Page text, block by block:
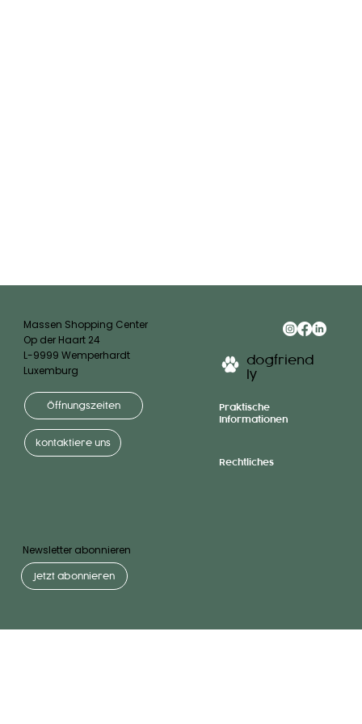
Newsletter abonnieren
Jetzt abonnieren
dogfriend
ly
Praktische
Informationen
Rechtliches
Massen Shopping Center
Op der Haart 24
L-9999 Wemperhardt
Luxemburg
Öffnungszeiten
kontaktiere uns